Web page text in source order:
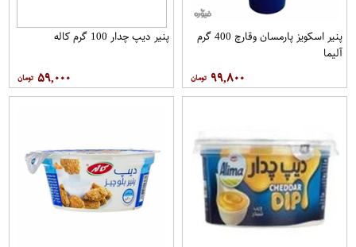
پنیر اسکویز پارمسان وقارچ 400 گرم
آلیما
۹۹,۸۰۰
پنیر دیپ چدار 100 گرم کاله
۵۹,۰۰۰